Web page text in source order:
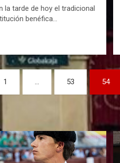
la tarde de hoy el tradicional
benéfica…
1 … 53 54